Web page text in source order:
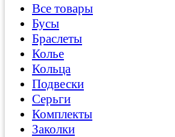
Все товары
Бусы
Браслеты
Колье
Кольца
Подвески
Серьги
Комплекты
Заколки